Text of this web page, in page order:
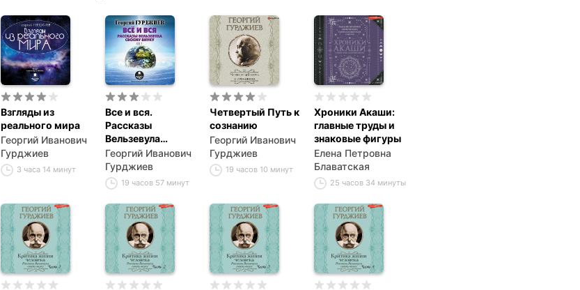
Взгляды из
реального мира
Георгий Иванович
Гурджиев
3 часа 14 минут
Все и вся.
Рассказы
Вельзевула
своему внуку
Георгий Иванович
Гурджиев
19 часов 57 минут
Четвертый Путь к
сознанию
Георгий Иванович
Гурджиев
19 часов 10 минут
Хроники Акаши:
главные труды и
знаковые фигуры
Елена Петровна
Блаватская
25 часов 34 минуты